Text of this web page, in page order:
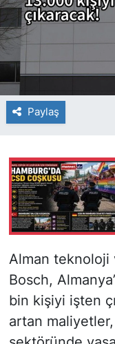
Paylaş
Alman
Bosch,
bin kişiyi işten
artan